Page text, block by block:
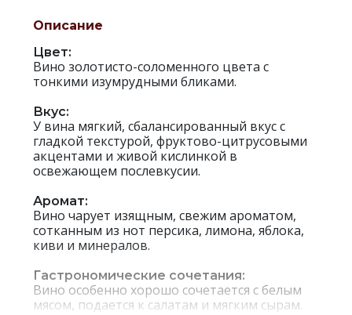
Описание
Цвет:
Вино золотисто-соломенного цвета с
тонкими изумрудными бликами.
Вкус:
У вина мягкий, сбалансированный вкус с
гладкой текстурой, фруктово-цитрусовыми
акцентами и живой кислинкой в
освежающем послевкусии.
Аромат:
Вино чарует изящным, свежим ароматом,
сотканным из нот персика, лимона, яблока,
киви и минералов.
Гастрономические сочетания:
Вино особенно хорошо сочетается с белым
мясом, подается к салатам и мягким сырам.